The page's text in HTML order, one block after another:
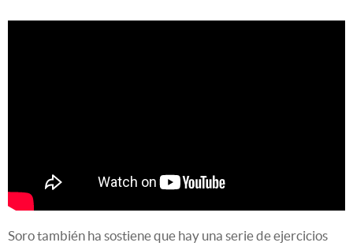
Soro también ha sostiene que hay una serie de ejercicios